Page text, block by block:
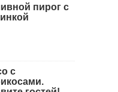
пирог с
с